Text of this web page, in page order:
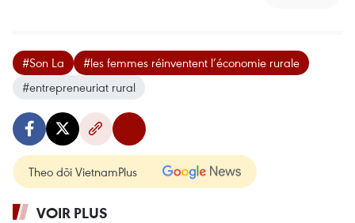
#Son La
#les femmes réinventent l’économie rurale
#entrepreneuriat rural
Theo dõi VietnamPlus
VOIR PLUS